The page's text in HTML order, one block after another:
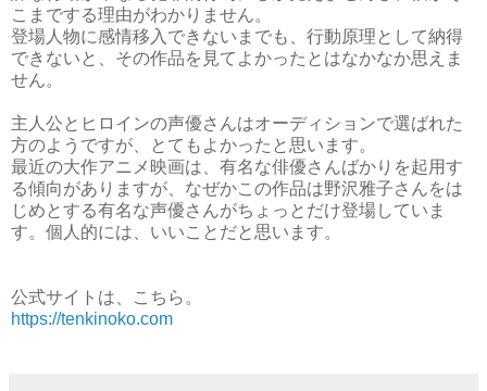
こまでする理由がわかりません。
登場人物に感情移入できないまでも、行動原理として納得
できないと、その作品を見てよかったとはなかなか思えま
せん。
主人公とヒロインの声優さんはオーディションで選ばれた
方のようですが、とてもよかったと思います。
最近の大作アニメ映画は、有名な俳優さんばかりを起用す
る傾向がありますが、なぜかこの作品は野沢雅子さんをは
じめとする有名な声優さんがちょっとだけ登場していま
す。個人的には、いいことだと思います。
公式サイトは、こちら。
https://tenkinoko.com